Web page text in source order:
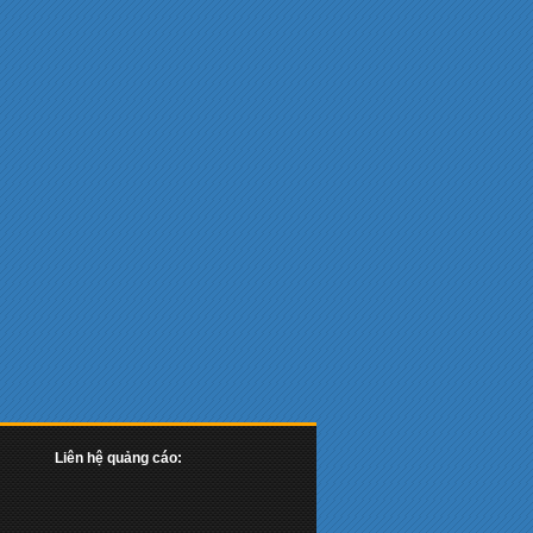
Liên hệ quảng cáo: